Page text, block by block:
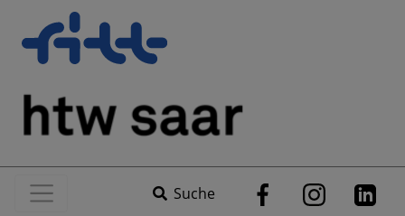
Suche